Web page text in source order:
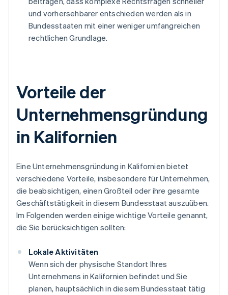
und vorhersehbarer entschieden werden als in
Bundesstaaten mit einer weniger umfangreichen
rechtlichen Grundlage.
Vorteile der
Unternehmensgründung
in Kalifornien
Eine Unternehmensgründung in Kalifornien bietet
verschiedene Vorteile, insbesondere für Unternehmen,
die beabsichtigen, einen Großteil oder ihre gesamte
Geschäftstätigkeit in diesem Bundesstaat auszuüben.
Im Folgenden werden einige wichtige Vorteile genannt,
die Sie berücksichtigen sollten:
Lokale Aktivitäten
Wenn sich der physische Standort Ihres
Unternehmens in Kalifornien befindet und Sie
planen, hauptsächlich in diesem Bundesstaat tätig